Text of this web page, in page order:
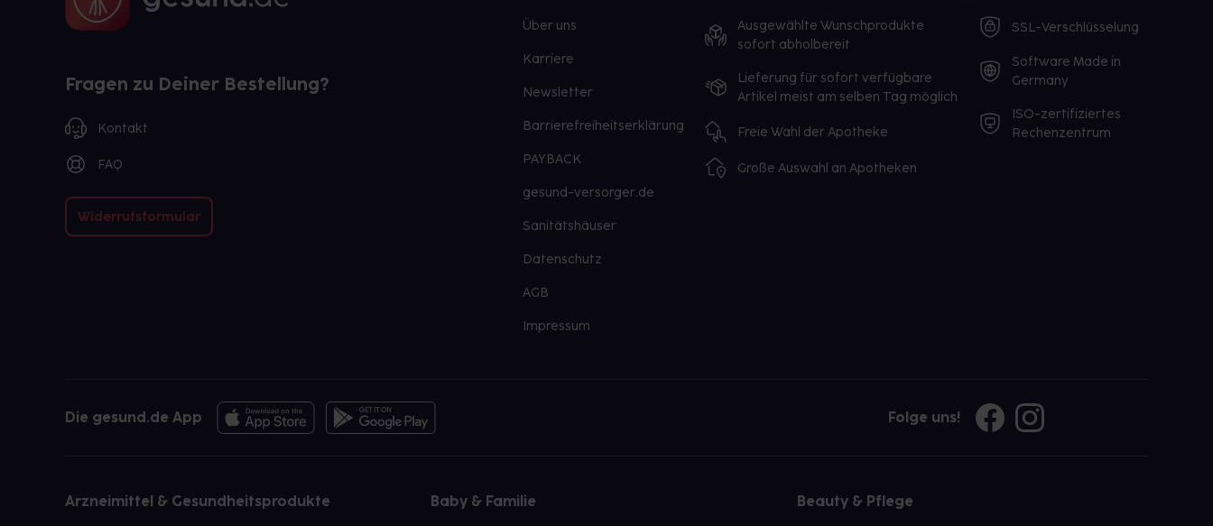
Fragen zu Deiner Bestellung?
Kontakt
FAQ
Widerrufsformular
Über uns
Karriere
Newsletter
Barrierefreiheitserklärung
PAYBACK
gesund-versorger.de
Sanitätshäuser
Datenschutz
AGB
Impressum
Ausgewählte Wunschprodukte
sofort abholbereit
Lieferung für sofort verfügbare
Artikel meist am selben Tag möglich
Freie Wahl der Apotheke
Große Auswahl an Apotheken
SSL-Verschlüsselung
Software Made in
Germany
ISO-zertifiziertes
Rechenzentrum
Die gesund.de App Folge uns!
Arzneimittel & Gesundheitsprodukte Baby & Familie Beauty & Pflege